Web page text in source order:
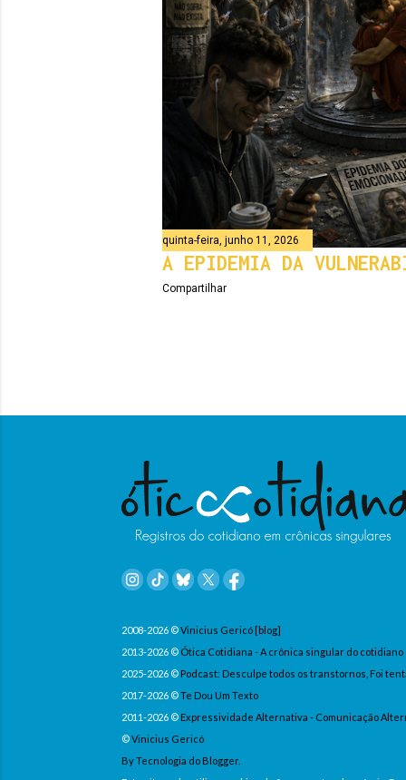
quinta-feira, junho 11, 2026
A EPIDEMIA DA
Compartilhar
2008-2026 ©Vinicius Gericó [blog]
2013-2026 © Ótica Cotidiana - A crônica singular do cotidiano
2025-2026 © Podcast: Desculpe todos os transtornos, Foi
2017-2026 ©Te Dou Um Texto
2011-2026 © Expressividade Alternativa - Comunicação
©Vinicius Gericó
By Tecnologia do Blogger.